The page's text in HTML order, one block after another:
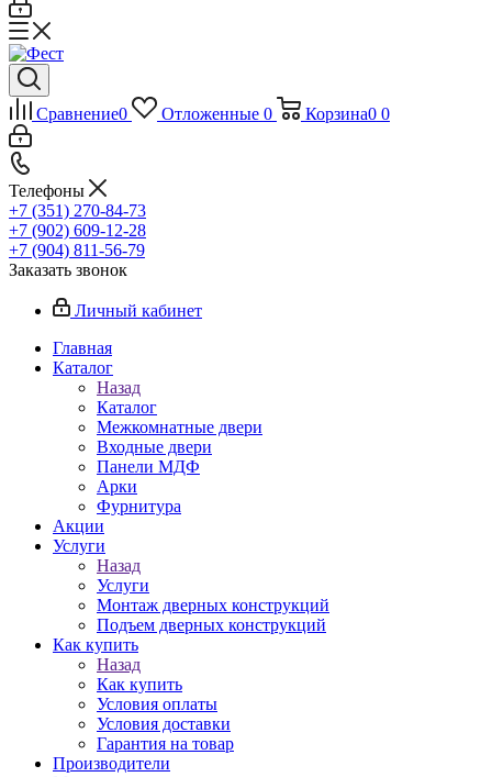
Сравнение0 Отложенные 0 Корзина0 0
Телефоны
+7 (351) 270-84-73
+7 (902) 609-12-28
+7 (904) 811-56-79
Заказать звонок
Личный кабинет
Главная
Каталог
Назад
Каталог
Межкомнатные двери
Входные двери
Панели МДФ
Арки
Фурнитура
Акции
Услуги
Назад
Услуги
Монтаж дверных конструкций
Подъем дверных конструкций
Как купить
Назад
Как купить
Условия оплаты
Условия доставки
Гарантия на товар
Производители